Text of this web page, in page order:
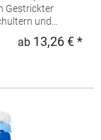
zur
Daiber
ab 13,26 € *